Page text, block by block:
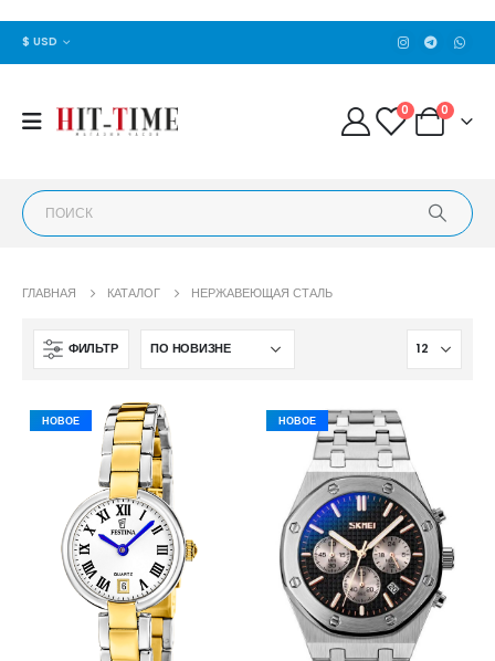
$ USD
0 0
ГЛАВНАЯ КАТАЛОГ НЕРЖАВЕЮЩАЯ СТАЛЬ
ФИЛЬТР
НОВОЕ НОВОЕ